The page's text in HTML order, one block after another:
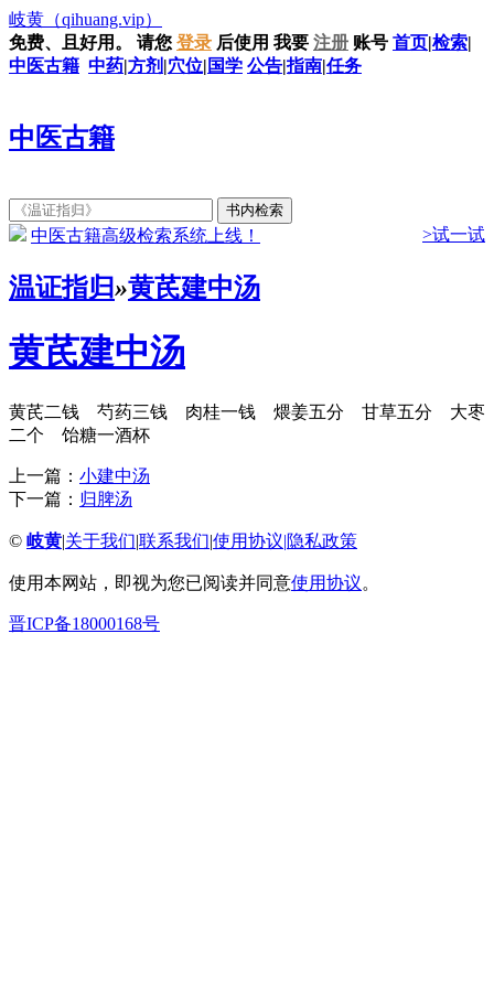
岐黄 （qihuang.vip）
免费、且好用。
请您 登录 后使用 我要 注册 账号 首页|检索|
中医古籍 中药|方剂 |穴位| 国学 公告|指南|任务
中医古籍
中医古籍高级检索系统上线！ >试一试
温证指归»黄芪建中汤
黄芪建中汤
黄芪二钱 芍药三钱 肉桂一钱 煨姜五分 甘草五分 大枣
二个 饴糖一酒杯
上一篇： 小建中汤
下一篇： 归脾汤
© 岐黄|关于我们|联系我们|使用协议|隐私政策
使用本网站，即视为您已阅读并同意使用协议。
晋ICP备18000168号